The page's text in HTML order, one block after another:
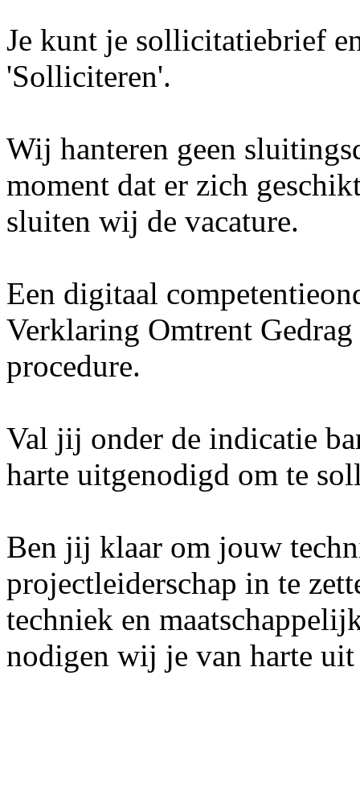
Je kunt je sollicitatiebrief
'Solliciteren'.
Wij hanteren geen
moment dat er zich
sluiten wij de vacature.
Een digitaal
Verklaring Omtrent
procedure.
Val jij onder de indicatie
harte uitgenodigd om te
Ben jij klaar om jouw
projectleiderschap in te
techniek en
nodigen wij je van harte